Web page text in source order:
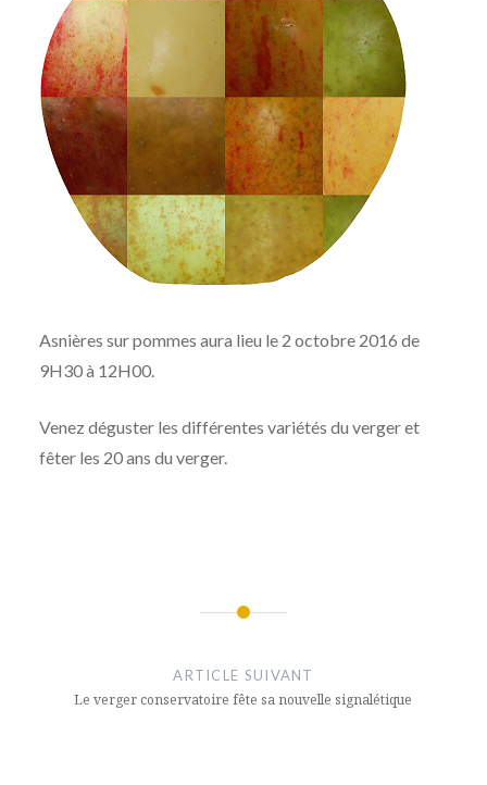
Asnières sur pommes aura lieu le 2 octobre 2016 de
9H30 à 12H00.
Venez déguster les différentes variétés du verger et
fêter les 20 ans du verger.
l’article
ARTICLE SUIVANT
Le verger conservatoire fête sa nouvelle signalétique